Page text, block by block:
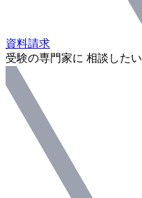
資料請求
受験の専門家に 相談したい